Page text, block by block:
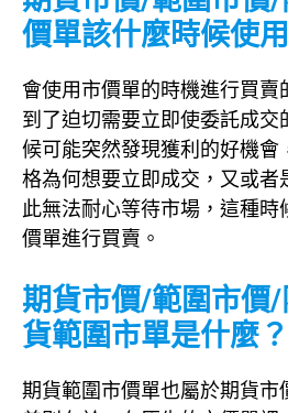
價單該什麼時候使
會使用市價單的時機進行買賣
到了迫切需要立即使委託成交
候可能突然發現獲利的好機會
格為何想要立即成交，又或者
此無法耐心等待市場，這種
價單進行買賣。
期貨市價/範圍市價
貨範圍市單是什麼？
期貨範圍市價單也屬於期貨市